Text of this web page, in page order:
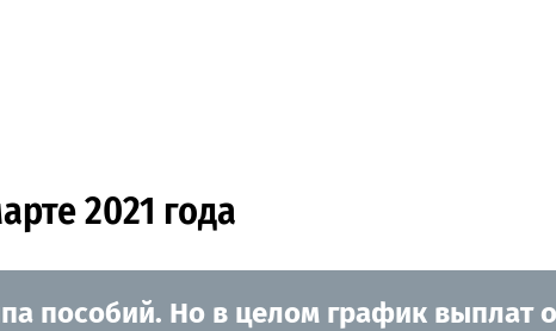
2021 года
пособий. Но в целом график выплат